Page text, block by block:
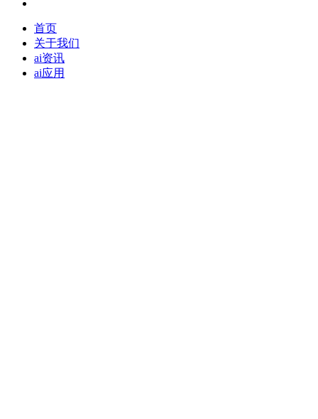
首页
关于我们
ai资讯
ai应用